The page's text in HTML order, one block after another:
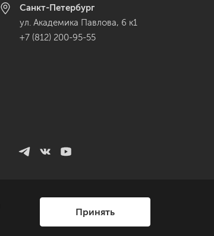
Санкт-Петербург
ул. Академика Павлова, 6 к1
+7 (812) 200-95-55
Принять